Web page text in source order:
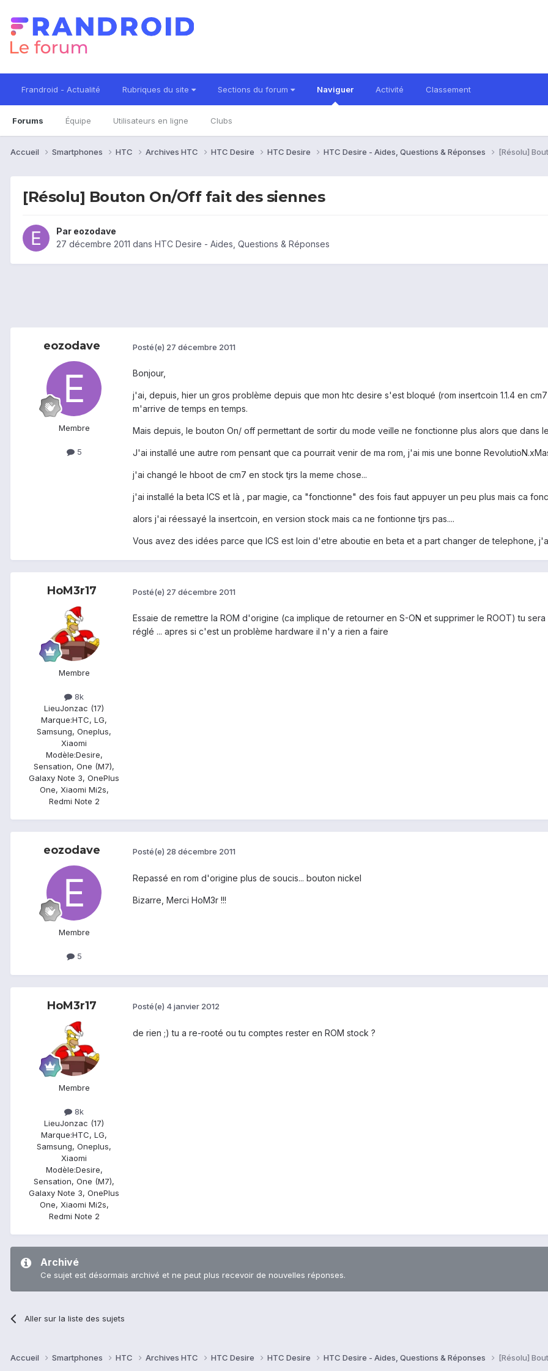
Frandroid - Actualité Rubriques du site Sections du forum Naviguer
Forums Équipe Utilisateurs en ligne Clubs
Activité Classement
Accueil Smartphones HTC Archives HTC HTC Desire HTC Desire HTC Desire - Aides, Questions & Réponses [Résolu]
[Résolu] Bouton On/Off fait des siennes
Par eozodave
27 décembre 2011 dans HTC Desire - Aides, Questions & Réponses
eozodave
Membre
5
Posté(e) 27 décembre 2011
Bonjour,
j'ai, depuis, hier un gros problème depuis que mon htc desire s'est bloqué (rom insertcoin 1.1.4 en
m'arrive de temps en temps.
Mais depuis, le bouton On/ off permettant de sortir du mode veille ne fonctionne plus alors que dans
J'ai installé une autre rom pensant que ca pourrait venir de ma rom, j'ai mis une bonne
j'ai changé le hboot de cm7 en stock tjrs la meme chose...
j'ai installé la beta ICS et là , par magie, ca "fonctionne" des fois faut appuyer un peu plus mais ca
alors j'ai réessayé la insertcoin, en version stock mais ca ne fontionne tjrs pas....
Vous avez des idées parce que ICS est loin d'etre aboutie en beta et a part changer de telephone,
HoM3r17
Membre
8k
LieuJonzac (17)
Marque:HTC, LG,
Samsung, Oneplus,
Xiaomi
Modèle:Desire,
Sensation, One (M7),
Galaxy Note 3, OnePlus
One, Xiaomi Mi2s,
Redmi Note 2
Posté(e) 27 décembre 2011
Essaie de remettre la ROM d'origine (ca implique de retourner en S-ON et supprimer le ROOT) tu
réglé ... apres si c'est un problème hardware il n'y a rien a faire
eozodave
Membre
5
Posté(e) 28 décembre 2011
Repassé en rom d'origine plus de soucis... bouton nickel
Bizarre, Merci HoM3r !!!
HoM3r17
Membre
8k
LieuJonzac (17)
Marque:HTC, LG,
Samsung, Oneplus,
Xiaomi
Modèle:Desire,
Sensation, One (M7),
Galaxy Note 3, OnePlus
One, Xiaomi Mi2s,
Redmi Note 2
Posté(e) 4 janvier 2012
de rien ;) tu a re-rooté ou tu comptes rester en ROM stock ?
Archivé
Ce sujet est désormais archivé et ne peut plus recevoir de nouvelles réponses.
Aller sur la liste des sujets
Accueil Smartphones HTC Archives HTC HTC Desire HTC Desire HTC Desire - Aides, Questions & Réponses [Résolu]